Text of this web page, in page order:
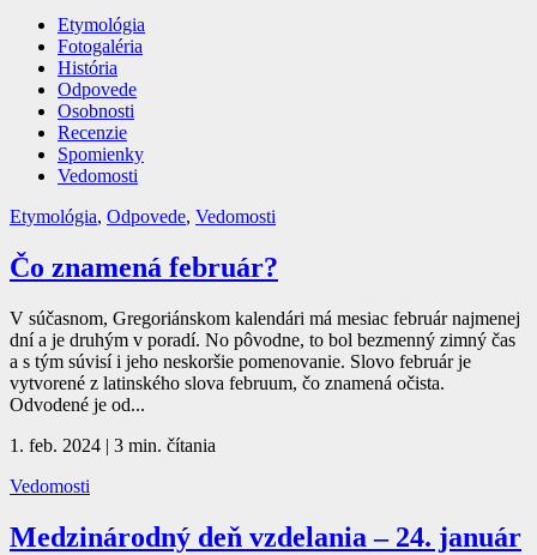
Etymológia
Fotogaléria
História
Odpovede
Osobnosti
Recenzie
Spomienky
Vedomosti
Etymológia, Odpovede, Vedomosti
Čo znamená február?
V súčasnom, Gregoriánskom kalendári má mesiac február najmenej
dní a je druhým v poradí. No pôvodne, to bol bezmenný zimný čas
a s tým súvisí i jeho neskoršie pomenovanie. Slovo február je
vytvorené z latinského slova februum, čo znamená očista.
Odvodené je od...
1. feb. 2024 | 3 min. čítania
Vedomosti
Medzinárodný deň vzdelania – 24. január